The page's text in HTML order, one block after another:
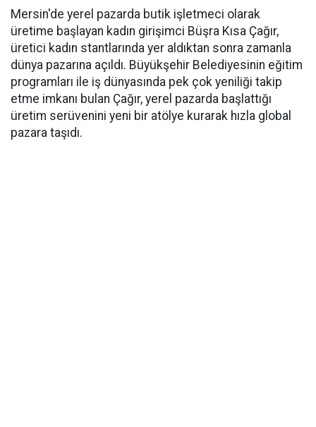
Mersin'de yerel pazarda butik işletmeci olarak
üretime başlayan kadın girişimci Büşra Kısa Çağır,
üretici kadın stantlarında yer aldıktan sonra zamanla
dünya pazarına açıldı. Büyükşehir Belediyesinin eğitim
programları ile iş dünyasında pek çok yeniliği takip
etme imkanı bulan Çağır, yerel pazarda başlattığı
üretim serüvenini yeni bir atölye kurarak hızla global
pazara taşıdı.